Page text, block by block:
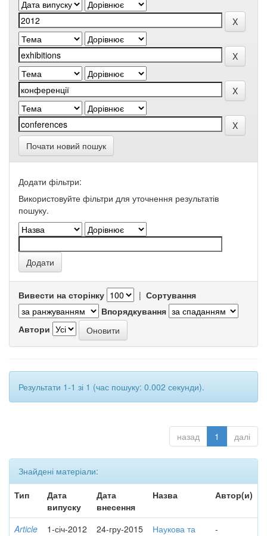
Почати новий пошук
Додати фільтри:
Використовуйте фільтри для уточнення результатів
пошуку.
Вивести на сторінку | Сортування
Впорядкування
Автори
Результати 1-1 зі 1 (час пошуку: 0.002 секунди).
назад 1 далі
Знайдені матеріали:
Тип
Дата
випуску
Дата
внесення
Назва Автор(и)
Article 1-січ-2012 24-гру-2015
Наукова та
-